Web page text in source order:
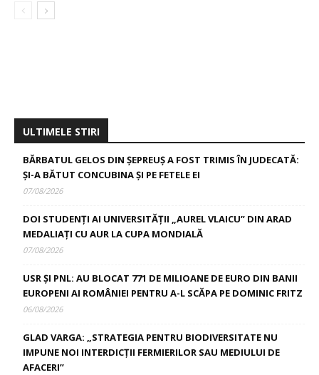
ULTIMELE STIRI
BĂRBATUL GELOS DIN ȘEPREUȘ A FOST TRIMIS ÎN JUDECATĂ:
ȘI-A BĂTUT CONCUBINA ȘI PE FETELE EI
07/08/2026
DOI STUDENȚI AI UNIVERSITĂȚII „AUREL VLAICU” DIN ARAD
MEDALIAȚI CU AUR LA CUPA MONDIALĂ
07/08/2026
USR ȘI PNL: AU BLOCAT 771 DE MILIOANE DE EURO DIN BANII
EUROPENI AI ROMÂNIEI PENTRU A-L SCĂPA PE DOMINIC FRITZ
06/08/2026
GLAD VARGA: „STRATEGIA PENTRU BIODIVERSITATE NU
IMPUNE NOI INTERDICȚII FERMIERILOR SAU MEDIULUI DE
AFACERI”